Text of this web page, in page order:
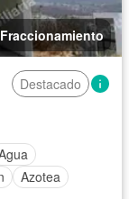
Destacado
Azotea